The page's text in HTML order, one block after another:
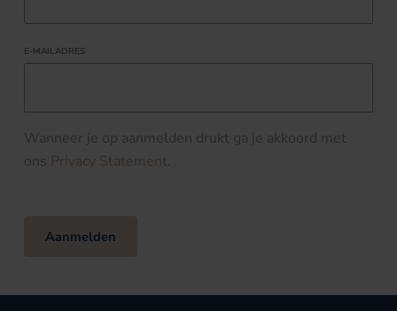
E-MAILADRES
Wanneer je op aanmelden drukt ga je akkoord met
ons Privacy Statement.
Aanmelden